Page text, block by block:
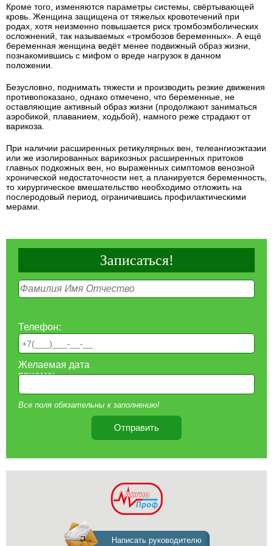
Кроме того, изменяются параметры системы, свёртывающей
кровь. Женщина защищена от тяжелых кровотечений при
родах, хотя неизменно повышается риск тромбоэмболических
осложнений, так называемых «тромбозов беременных». А ещё
беременная женщина ведёт менее подвижный образ жизни,
познакомившись с мифом о вреде нагрузок в данном
положении.
Безусловно, поднимать тяжести и производить резкие движения
противопоказано, однако отмечено, что беременные, не
оставляющие активный образ жизни (продолжают заниматься
аэробикой, плаванием, ходьбой), намного реже страдают от
варикоза.
При наличии расширенных ретикулярных вен, телеангиоэктазии
или же изолированных варикозных расширенных притоков
главных подкожных вен, но выраженных симптомов венозной
хронической недостаточности нет, а планируется беременность,
то хирургическое вмешательство необходимо отложить на
послеродовый период, ограничившись профилактическими
мерами.
Записаться!
Телефон:
Желаемая дата
приема:
Все поля обязательны к заполнению!
Отправить
Написать руководителю